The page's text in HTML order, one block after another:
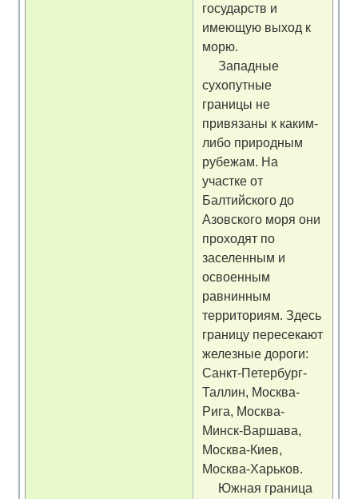
государств и
имеющую выход к
морю.
Западные
сухопутные
границы не
привязаны к каким-
либо природным
рубежам. На
участке от
Балтийского до
Азовского моря они
проходят по
заселенным и
освоенным
равнинным
территориям. Здесь
границу пересекают
железные дороги:
Санкт-Петербург-
Таллин, Москва-
Рига, Москва-
Минск-Варшава,
Москва-Киев,
Москва-Харьков.
Южная граница